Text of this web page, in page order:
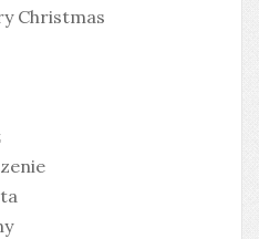
Christmas